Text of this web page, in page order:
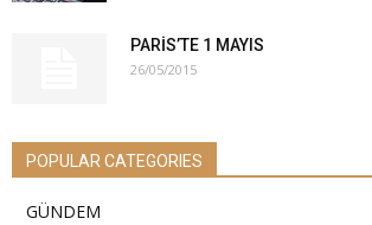
PARİS’TE 1 MAYIS
26/05/2015
POPULAR CATEGORIES
GÜNDEM